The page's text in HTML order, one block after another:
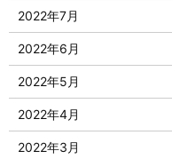
2022年7月
2022年6月
2022年5月
2022年4月
2022年3月